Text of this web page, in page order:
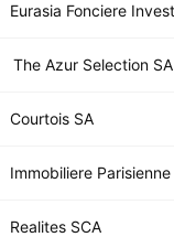
The Azur Selection SA
Courtois SA
Realites SCA